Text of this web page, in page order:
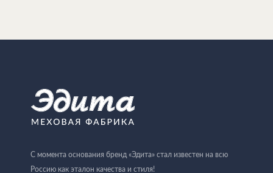
С момента основания бренд «Эдита» стал известен на всю
Россию как эталон качества и стиля!